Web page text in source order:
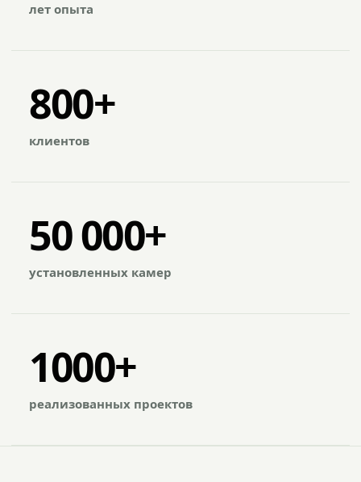
лет опыта
800+
клиентов
50 000+
установленных камер
1000+
реализованных проектов